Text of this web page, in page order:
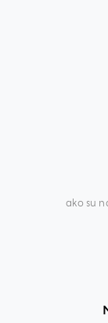
ako su